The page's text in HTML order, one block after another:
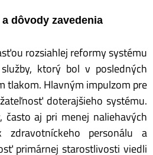
dôvody zavedenia
rozsiahlej reformy systému
ktorý bol v posledných
tlakom. Hlavným impulzom pre
doterajšieho systému.
často aj pri menej naliehavých
zdravotníckeho personálu a
primárnej starostlivosti viedli